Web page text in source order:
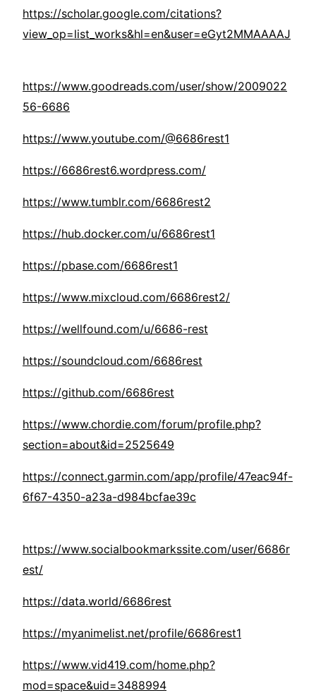
https://scholar.google.com/citations?
view_op=list_works&hl=en&user=eGyt2MMAAAAJ
https://www.goodreads.com/user/show/2009022
56-6686
https://www.youtube.com/@6686rest1
https://6686rest6.wordpress.com/
https://www.tumblr.com/6686rest2
https://hub.docker.com/u/6686rest1
https://pbase.com/6686rest1
https://www.mixcloud.com/6686rest2/
https://wellfound.com/u/6686-rest
https://soundcloud.com/6686rest
https://github.com/6686rest
https://www.chordie.com/forum/profile.php?
section=about&id=2525649
https://connect.garmin.com/app/profile/47eac94f-
6f67-4350-a23a-d984bcfae39c
https://www.socialbookmarkssite.com/user/6686r
est/
https://data.world/6686rest
https://myanimelist.net/profile/6686rest1
https://www.vid419.com/home.php?
mod=space&uid=3488994